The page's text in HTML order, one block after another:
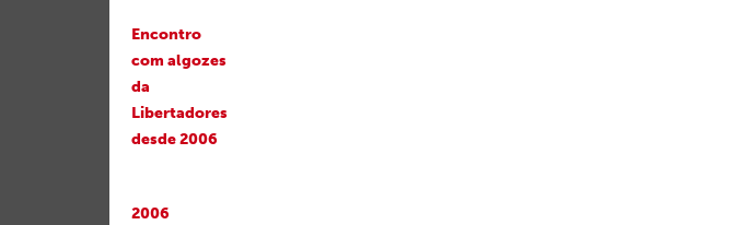
Encontro
com algozes
da
Libertadores
desde 2006
2006